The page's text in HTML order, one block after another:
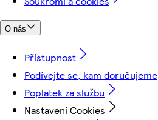
O nás
Přístupnost
Podívejte se, kam doručujeme
Poplatek za službu
Nastavení Cookies